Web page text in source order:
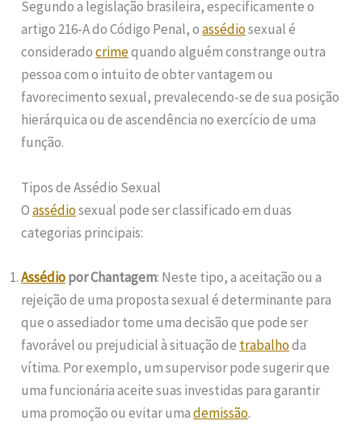
Segundo a legislação brasileira, especificamente o
artigo 216-A do Código Penal, oassédiosexual é
consideradocrimequando alguém constrange outra
pessoa com o intuito de obter vantagem ou
favorecimento sexual, prevalecendo-se de sua posição
hierárquica ou de ascendência no exercício de uma
função.
Tipos de Assédio Sexual
Oassédiosexual pode ser classificado em duas
categorias principais:
Assédiopor Chantagem: Neste tipo, a aceitação ou a
rejeição de uma proposta sexual é determinante para
que o assediador tome uma decisão que pode ser
favorável ou prejudicial à situação de trabalhoda
vítima. Por exemplo, um supervisor pode sugerir que
uma funcionária aceite suas investidas para garantir
uma promoção ou evitar umademissão.